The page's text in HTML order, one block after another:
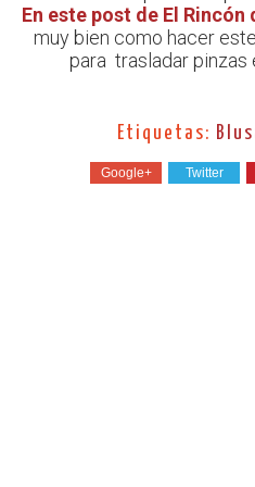
En este post de El
muy bien como hacer
para trasladar pinzas
Etiquetas:
Google+ Twitter